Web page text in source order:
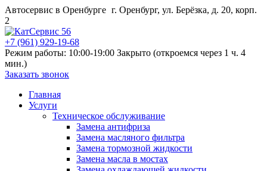
Автосервис в Оренбурге г. Оренбург, ул. Берёзка, д. 20, корп.
2
+7 (961) 929-19-68
Режим работы: 10:00-19:00 Закрыто (откроемся через 1 ч. 4
мин.)
Заказать звонок
Главная
Услуги
Техническое обслуживание
Замена антифриза
Замена масляного фильтра
Замена тормозной жидкости
Замена масла в мостах